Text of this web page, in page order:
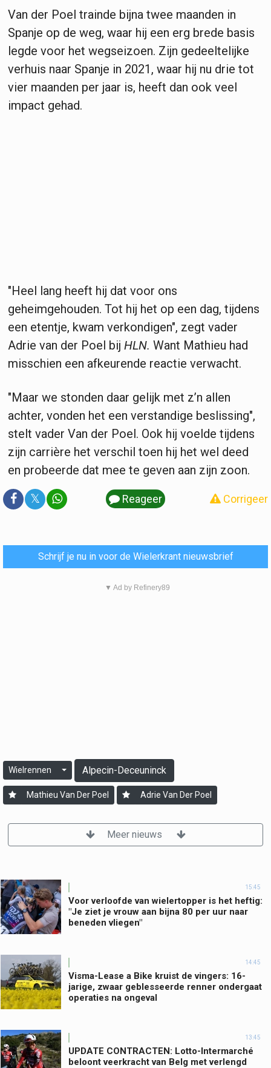
Van der Poel trainde bijna twee maanden in
Spanje op de weg, waar hij een erg brede basis
legde voor het wegseizoen. Zijn gedeeltelijke
verhuis naar Spanje in 2021, waar hij nu drie tot
vier maanden per jaar is, heeft dan ook veel
impact gehad.
"Heel lang heeft hij dat voor ons
geheimgehouden. Tot hij het op een dag, tijdens
een etentje, kwam verkondigen", zegt vader
Adrie van der Poel bij HLN. Want Mathieu had
misschien een afkeurende reactie verwacht.
"Maar we stonden daar gelijk met z’n allen
achter, vonden het een verstandige beslissing",
stelt vader Van der Poel. Ook hij voelde tijdens
zijn carrière het verschil toen hij het wel deed
en probeerde dat mee te geven aan zijn zoon.
𝕏 Reageer Corrigeer
Schrijf je nu in voor de Wielerkrant nieuwsbrief
▼ Ad by Refinery89
Wielrennen Alpecin-Deceuninck
Mathieu Van Der Poel Adrie Van Der Poel
Meer nieuws
15:45
Voor verloofde van wielertopper is het heftig:
"Je ziet je vrouw aan bijna 80 per uur naar
beneden vliegen"
14:45
Visma-Lease a Bike kruist de vingers: 16-
jarige, zwaar geblesseerde renner ondergaat
operaties na ongeval
13:45
UPDATE CONTRACTEN: Lotto-Intermarché
beloont veerkracht van Belg met verlengd